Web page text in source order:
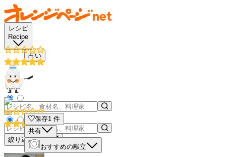
レシピ
Recipe
占い
絞り込み検索
保存1 件
共有
おすすめの献立